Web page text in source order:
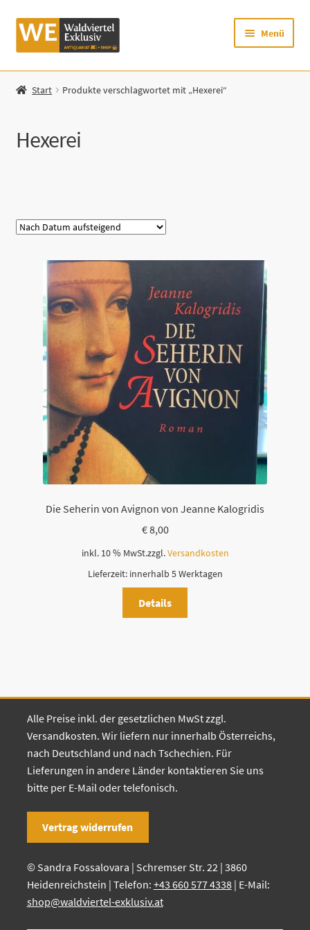
Zur
Navigation
Zum
Inhalt
Menü
Startseite
Mein Konto
Zur Waldviertel Exklusiv-Website
Start Produkte verschlagwortet mit „Hexerei“
Hexerei
Die Seherin von Avignon von Jeanne Kalogridis
€8,00
inkl. 10 % MwSt.zzgl.Versandkosten
Lieferzeit: innerhalb 5 Werktagen
Details
Alle Preise inkl. der gesetzlichen MwSt zzgl.
Versandkosten. Wir liefern nur innerhalb Österreichs,
nach Deutschland und nach Tschechien. Für
Lieferungen in andere Länder kontaktieren Sie uns
bitte per E-Mail oder telefonisch.
Vertrag widerrufen
© Sandra Fossalovara | Schremser Str. 22 | 3860
Heidenreichstein | Telefon: +43 660 577 4338| E-Mail:
shop@waldviertel-exklusiv.at